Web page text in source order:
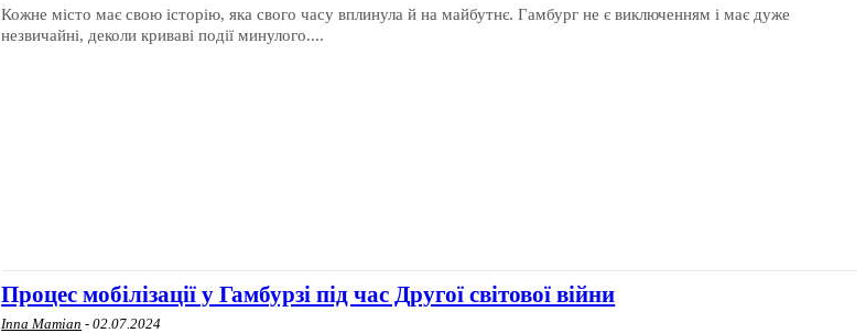
Кожне місто має свою історію, яка свого часу вплинула й на майбутнє. Гамбург не є виключенням і має дуже
незвичайні, деколи криваві події минулого....
Процес мобілізації у Гамбурзі під час Другої світової війни
Inna Mamian - 02.07.2024